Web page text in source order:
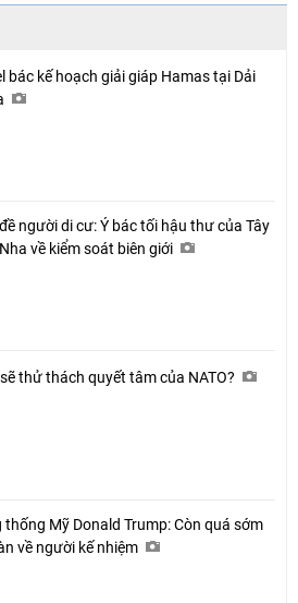
bác kế hoạch giải giáp Hamas tại Dải
người di cư: Ý bác tối hậu thư của Tây
về kiểm soát biên giới
thử thách quyết tâm của NATO?
thống Mỹ Donald Trump: Còn quá sớm
về người kế nhiệm